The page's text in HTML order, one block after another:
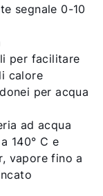
segnale 0-10
per facilitare
calore
per acqua
ad acqua
140° C e
vapore fino a